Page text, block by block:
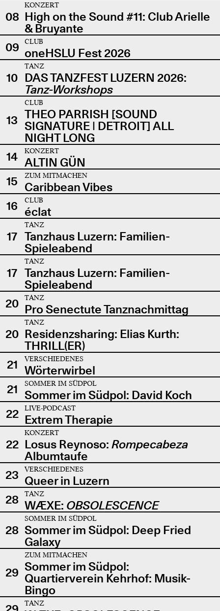
08
KONZERT
High on the Sound #11: Club Arielle
& Bruyante
09
CLUB
oneHSLU Fest 2026
10
TANZ
DAS TANZFEST LUZERN 2026:
Tanz-Workshops
13
CLUB
THEO PARRISH [SOUND
SIGNATURE | DETROIT] ALL
NIGHT LONG
14
KONZERT
ALTIN GÜN
15
ZUM MITMACHEN
Caribbean Vibes
16
CLUB
éclat
17
TANZ
Tanzhaus Luzern: Familien-
Spieleabend
17
TANZ
Tanzhaus Luzern: Familien-
Spieleabend
20
TANZ
Pro Senectute Tanznachmittag
20
TANZ
Residenzsharing: Elias Kurth:
THRILL(ER)
21
VERSCHIEDENES
Wörterwirbel
21
SOMMER IM SÜDPOL
Sommer im Südpol: David Koch
22
LIVE-PODCAST
Extrem Therapie
22
KONZERT
Losus Reynoso: Rompecabeza
Albumtaufe
23
VERSCHIEDENES
Queer in Luzern
28
TANZ
WÆXE: OBSOLESCENCE
28
SOMMER IM SÜDPOL
Sommer im Südpol: Deep Fried
Galaxy
29
ZUM MITMACHEN
Sommer im Südpol:
Quartierverein Kehrhof: Musik-
Bingo
TANZ